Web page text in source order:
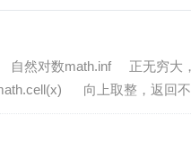
然对数math.inf 正无穷大
向上取整，返回不